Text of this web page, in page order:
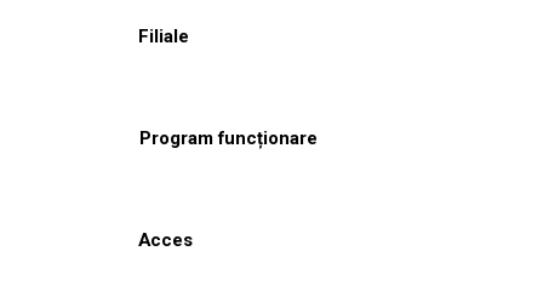
Filiale
Program funcționare
Acces